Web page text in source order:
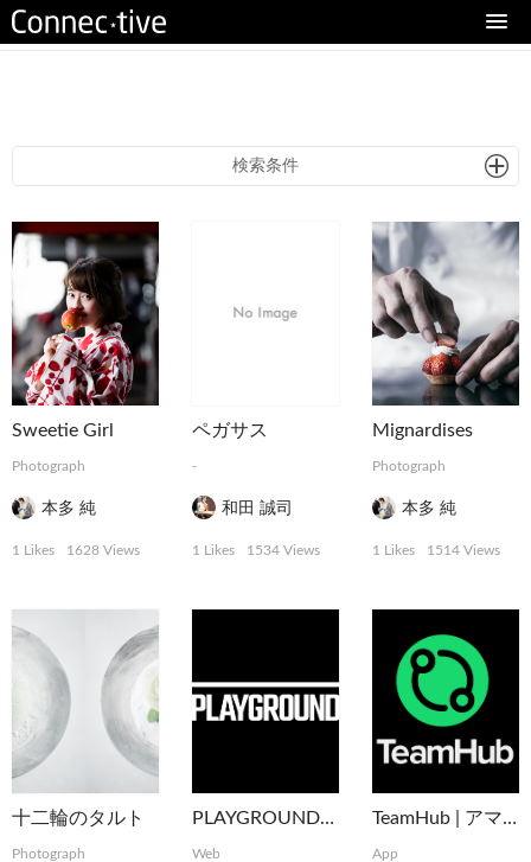
検索条件
Sweetie Girl
Photograph
本多 純
1 Likes 1628 Views
ペガサス
-
和田 誠司
1 Likes 1534 Views
Mignardises
Photograph
本多 純
1 Likes 1514 Views
十二輪のタルト
Photograph
PLAYGROUND | 企業や行政とともに社会や事業をデザインする実験的プラットフォーム
Web
TeamHub | アマチュアスポーツのインフラを支えるマネジメントアプリ
App